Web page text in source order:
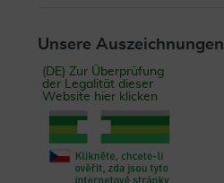
Unsere Auszeichnungen
(DE) Zur Überprüfung
der Legalität dieser
Website hier klicken